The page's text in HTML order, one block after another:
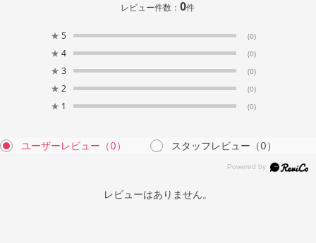
レビュー件数：0件
★ 5 (0)
★ 4 (0)
★ 3 (0)
★ 2 (0)
★ 1 (0)
ユーザーレビュー （0） スタッフレビュー （0）
レビューはありません。